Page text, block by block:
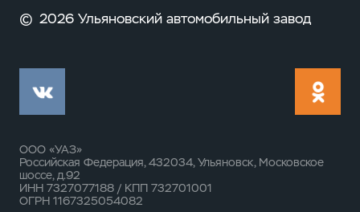
© 2026 Ульяновский автомобильный завод
ООО «УАЗ»
Российская Федерация, 432034, Ульяновск, Московское
шоссе, д.92
ИНН 7327077188 / КПП 732701001
ОГРН 1167325054082